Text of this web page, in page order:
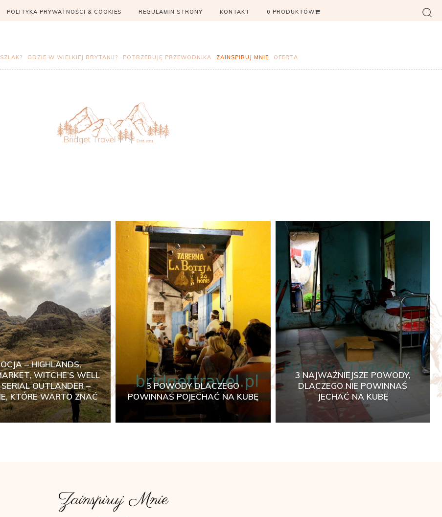
POLITYKA PRYWATNOŚCI & COOKIES REGULAMIN STRONY KONTAKT 0 PRODUKTÓW
GDZIE W WIELKIEJ BRYTANII? POTRZEBUJĘ PRZEWODNIKA ZAINSPIRUJ MNIE OFERTA
– HIGHLANDS,
WITCHE’S WELL
OUTLANDER –
KTÓRE WARTO ZNAĆ
3 POWODY DLACZEGO
POWINNAŚ POJECHAĆ NA KUBĘ
3 NAJWAŻNIEJSZE POWODY,
DLACZEGO NIE POWINNAŚ
JECHAĆ NA KUBĘ
Zainspiruj Mnie